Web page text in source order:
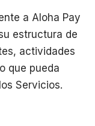
a Aloha Pay
estructura de
actividades
que pueda
Servicios.